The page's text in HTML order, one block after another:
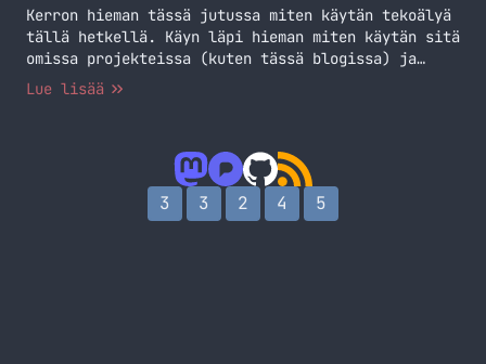
Kerron hieman tässä jutussa miten käytän tekoälyä
tällä hetkellä. Käyn läpi hieman miten käytän sitä
omissa projekteissa (kuten tässä blogissa) ja
muuallakin.
Lue lisää
3 3 2 4 5